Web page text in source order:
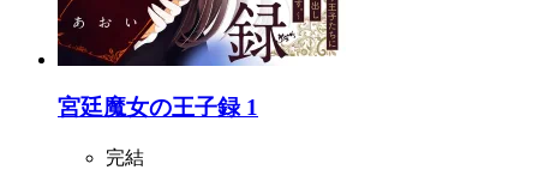
宮廷魔女の王子録 1
完結